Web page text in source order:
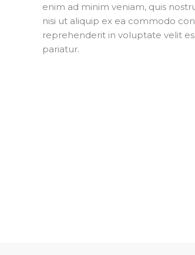
enim ad minim veniam, quis
nisi ut aliquip ex ea commodo
reprehenderit in voluptate velit
pariatur.